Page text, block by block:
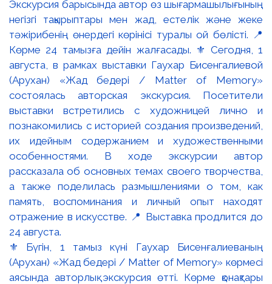
⚜️ Бүгін, 1 тамыз күні Гаухар Бисенғалиеваның
(Арухан) «Жад бедері / Matter of Memory» көрмесі
аясында авторлық экскурсия өтті. Көрме қонақтары